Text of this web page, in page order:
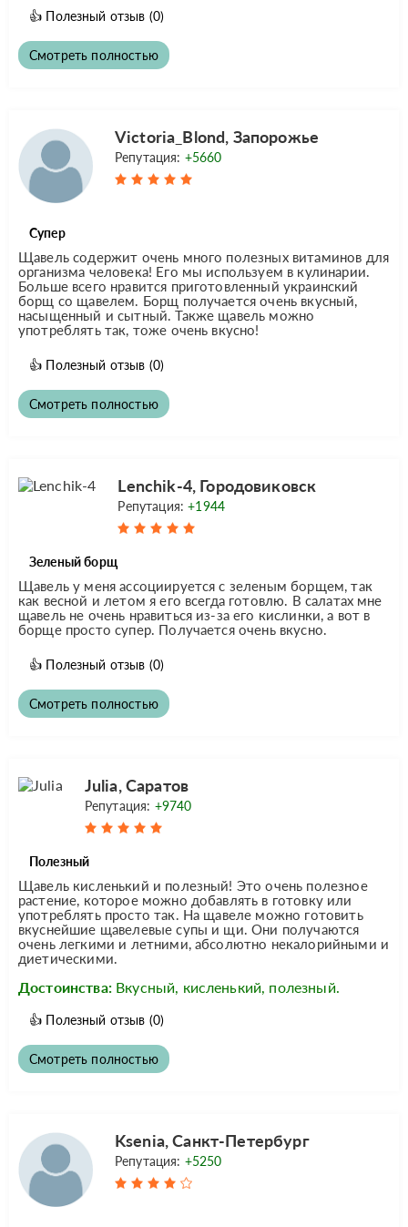
👍 Полезный отзыв (0)
Смотреть полностью
Victoria_Blond, Запорожье
Репутация: +5660
Супер
Щавель содержит очень много полезных витаминов для
организма человека! Его мы используем в кулинарии.
Больше всего нравится приготовленный украинский
борщ со щавелем. Борщ получается очень вкусный,
насыщенный и сытный. Также щавель можно
употреблять так, тоже очень вкусно!
👍 Полезный отзыв (0)
Смотреть полностью
Lenchik-4, Городовиковск
Репутация:+1944
Зеленый борщ
Щавель у меня ассоциируется с зеленым борщем, так
как весной и летом я его всегда готовлю. В салатах мне
щавель не очень нравиться из-за его кислинки, а вот в
борще просто супер. Получается очень вкусно.
👍 Полезный отзыв (0)
Смотреть полностью
Julia, Саратов
Репутация: +9740
Полезный
Щавель кисленький и полезный! Это очень полезное
растение, которое можно добавлять в готовку или
употреблять просто так. На щавеле можно готовить
вкуснейшие щавелевые супы и щи. Они получаются
очень легкими и летними, абсолютно некалорийными и
диетическими.
Достоинства: Вкусный, кисленький, полезный.
👍 Полезный отзыв (0)
Смотреть полностью
Ksenia, Санкт-Петербург
Репутация: +5250